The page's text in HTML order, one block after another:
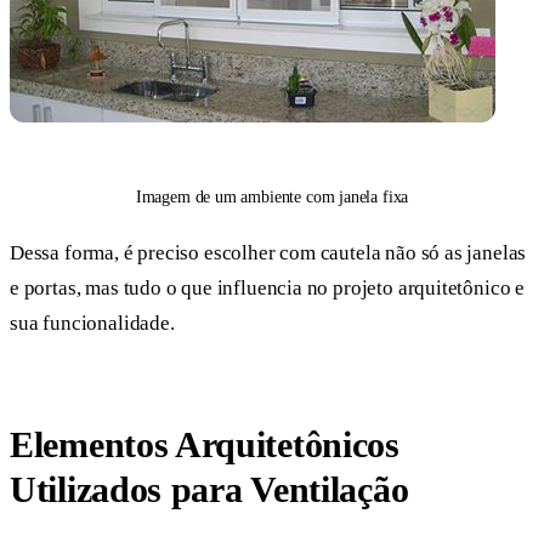
Imagem de um ambiente com janela fixa
Dessa forma, é preciso escolher com cautela não só as janelas
e portas, mas tudo o que influencia no projeto arquitetônico e
sua funcionalidade.
Elementos Arquitetônicos
Utilizados para Ventilação